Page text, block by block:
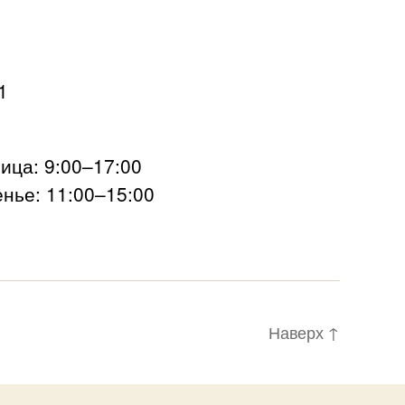
9:00–17:00
11:00–15:00
Наверх ↑